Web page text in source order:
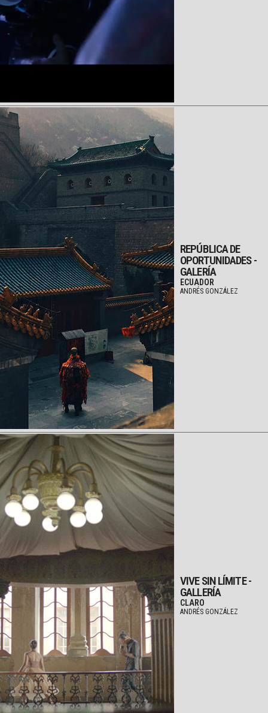
REPÚBLICA DE
OPORTUNIDADES -
GALERÍA
ECUADOR
ANDRÉS GONZÁLEZ
VIVE SIN LÍMITE -
GALLERÍA
CLARO
ANDRÉS GONZÁLEZ